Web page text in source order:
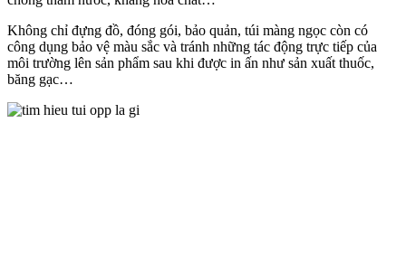
Không chỉ đựng đồ, đóng gói, bảo quản, túi màng ngọc còn có
công dụng bảo vệ màu sắc và tránh những tác động trực tiếp của
môi trường lên sản phẩm sau khi được in ấn như sản xuất thuốc,
băng gạc…